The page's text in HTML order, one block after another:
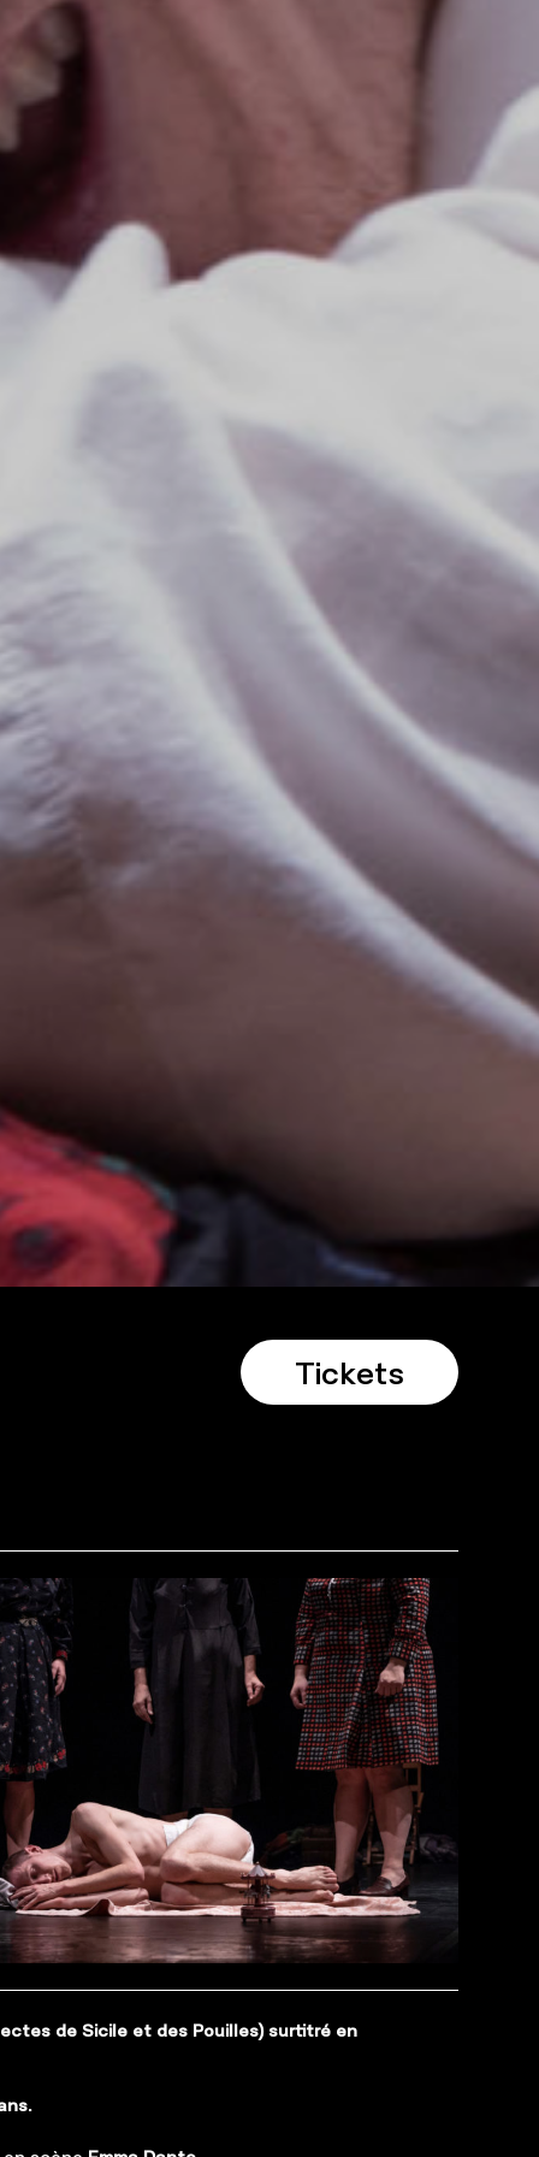
Tickets
de Sicile et des Pouilles) surtitré en